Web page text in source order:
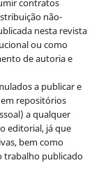
contratos
não-
nesta revista
ou como
de autoria e
a publicar e
repositórios
a qualquer
editorial, já que
bem como
trabalho publicado